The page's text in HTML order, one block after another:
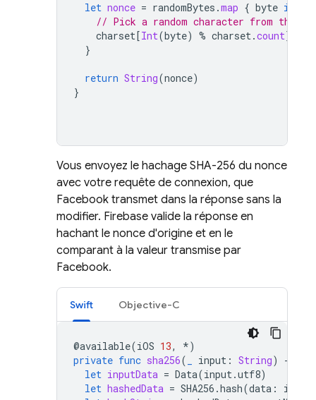
let nonce = randomBytes .map { byte in
// Pick a random character from the
charset[Int(byte) % charset.count]
}
return String(nonce)
}
Vous envoyez le hachage SHA-256 du nonce
avec votre requête de connexion, que
Facebook transmet dans la réponse sans la
modifier. Firebase valide la réponse en
hachant le nonce d'origine et en le
comparant à la valeur transmise par
Facebook.
Swift Objective-C
@available(iOS 13, *)
private func sha256( input : String) -
let inputData = Data(input.utf8)
let hashedData = SHA256 .hash(data :